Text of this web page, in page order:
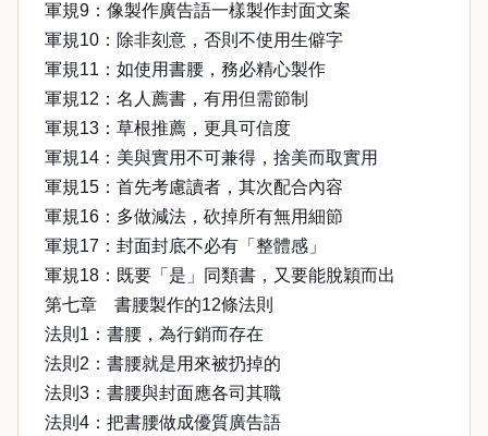
軍規9：像製作廣告語一樣製作封面文案
軍規10：除非刻意，否則不使用生僻字
軍規11：如使用書腰，務必精心製作
軍規12：名人薦書，有用但需節制
軍規13：草根推薦，更具可信度
軍規14：美與實用不可兼得，捨美而取實用
軍規15：首先考慮讀者，其次配合內容
軍規16：多做減法，砍掉所有無用細節
軍規17：封面封底不必有「整體感」
軍規18：既要「是」同類書，又要能脫穎而出
第七章 書腰製作的12條法則
法則1：書腰，為行銷而存在
法則2：書腰就是用來被扔掉的
法則3：書腰與封面應各司其職
法則4：把書腰做成優質廣告語